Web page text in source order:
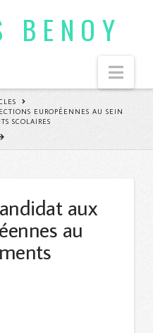
BENOY
EUROPÉENNES AU SEIN
SCOLAIRES
aux
au